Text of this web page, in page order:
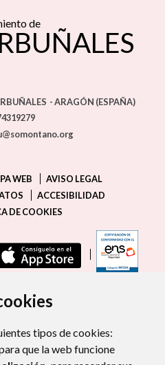
tipos de cookies:
que la web funcione
de
- ARAGÓN (ESPAÑA)
WEB
AVISO LEGAL
ACCESIBILIDAD
DE COOKIES